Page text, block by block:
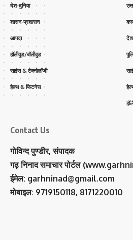
देश-दुनिया
शासन-प्रशासन
आपदा
हॉलीवुड/बॉलीवुड
साइंस & टेक्नोलॉजी
हेल्थ & फिटनेस
Contact Us
गोविन्द पुण्डीर, संपादक
गढ़ निनाद समाचार पोर्टल
ईमेल: garhninad@gmail.com
मोबाइल: 9719150118, 8171220010